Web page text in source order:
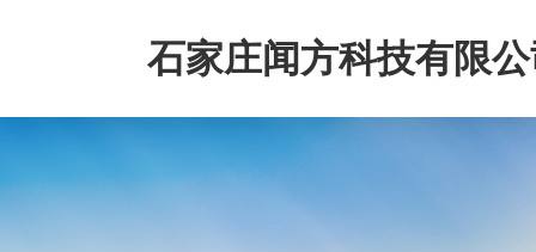
石家庄闻方科技有限